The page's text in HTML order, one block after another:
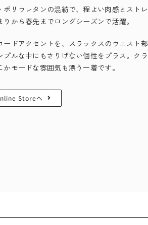
リウレタンの混紡で、程よい肉感とストレ
から春先までロングシーズンで活躍。
ードアクセントを、スラックスのウエスト部
ルな中にもさりげない個性をプラス。クラ
モードな雰囲気も漂う一着です。
Storeへ